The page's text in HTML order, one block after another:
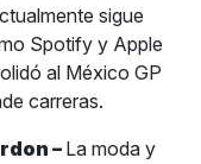
sigue
Spotify y Apple
al México GP
carreras.
– La moda y